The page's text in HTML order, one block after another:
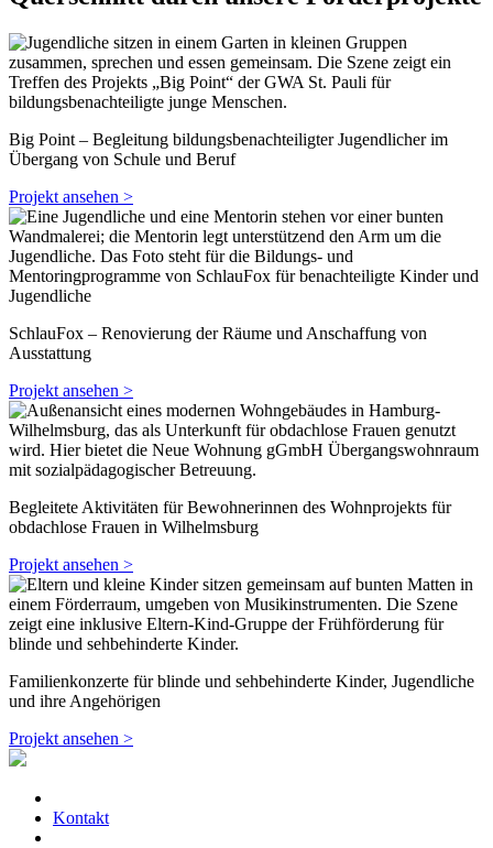
Big Point – Begleitung bildungsbenachteiligter Jugendlicher im
Übergang von Schule und Beruf
Projekt ansehen >
SchlauFox – Renovierung der Räume und Anschaffung von
Ausstattung
Projekt ansehen >
Begleitete Aktivitäten für Bewohnerinnen des Wohnprojekts für
obdachlose Frauen in Wilhelmsburg
Projekt ansehen >
Familienkonzerte für blinde und sehbehinderte Kinder, Jugendliche
und ihre Angehörigen
Projekt ansehen >
Kontakt